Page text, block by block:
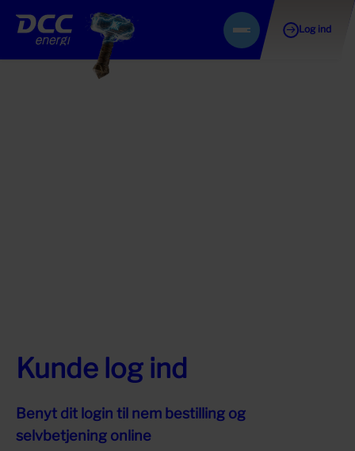
Gå
indhold
Menu
Log ind
Kunde log ind
Benyt dit login til nem bestilling og
selvbetjening online